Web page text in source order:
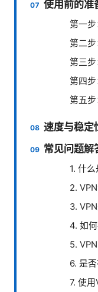
使用前的准
第一
第二
第三
第四
第五
速度与稳定
常见问题解
1. 什么
2. VPN
3.
4. 如
5.
6. 是
7. 使